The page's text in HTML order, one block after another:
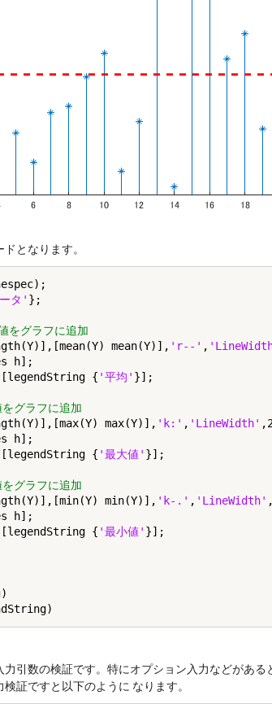
となります。
タ' };
をグラフに追加
mean(Y)],
'r--' ,
h];
{
'平均'
グラフに追加
max(Y)],
'k:' , 'LineWidth'
h];
{
'最大値'
グラフに追加
min(Y)],
'k-.' , 'LineWidth'
h];
{
'最小値'
引数の検証です。特にオプション入力などがあ
証ですと以下のように なります。